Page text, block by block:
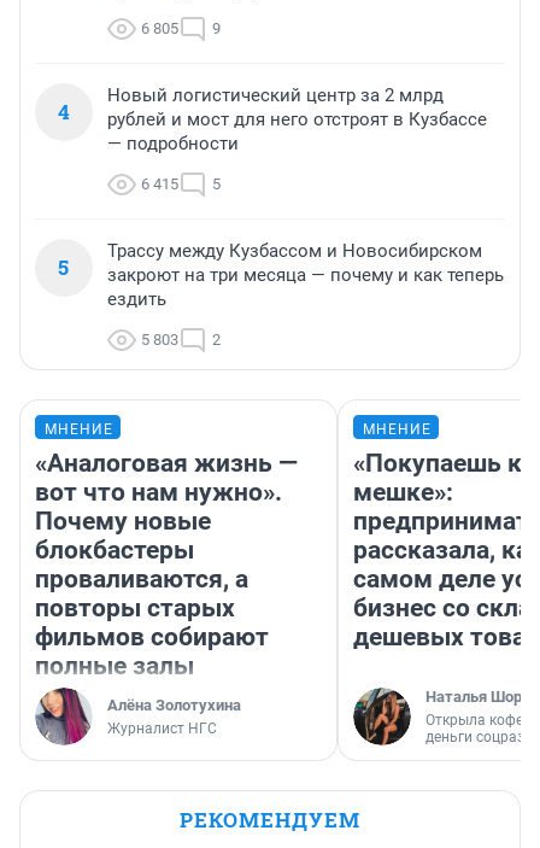
6 805 9
4
Новый логистический центр за 2 млрд
рублей и мост для него отстроят в Кузбассе
— подробности
6 415 5
5
Трассу между Кузбассом и Новосибирском
закроют на три месяца — почему и как теперь
ездить
5 803 2
МНЕНИЕ
«Аналоговая жизнь —
вот что нам нужно».
Почему новые
блокбастеры
проваливаются, а
повторы старых
фильмов собирают
полные залы
Алёна Золотухина
Журналист НГС
МНЕНИЕ
«Покупаешь
мешке»:
рассказала,
самом деле
бизнес со
дешевых
Наталья
Открыла
деньги
РЕКОМЕНДУЕМ